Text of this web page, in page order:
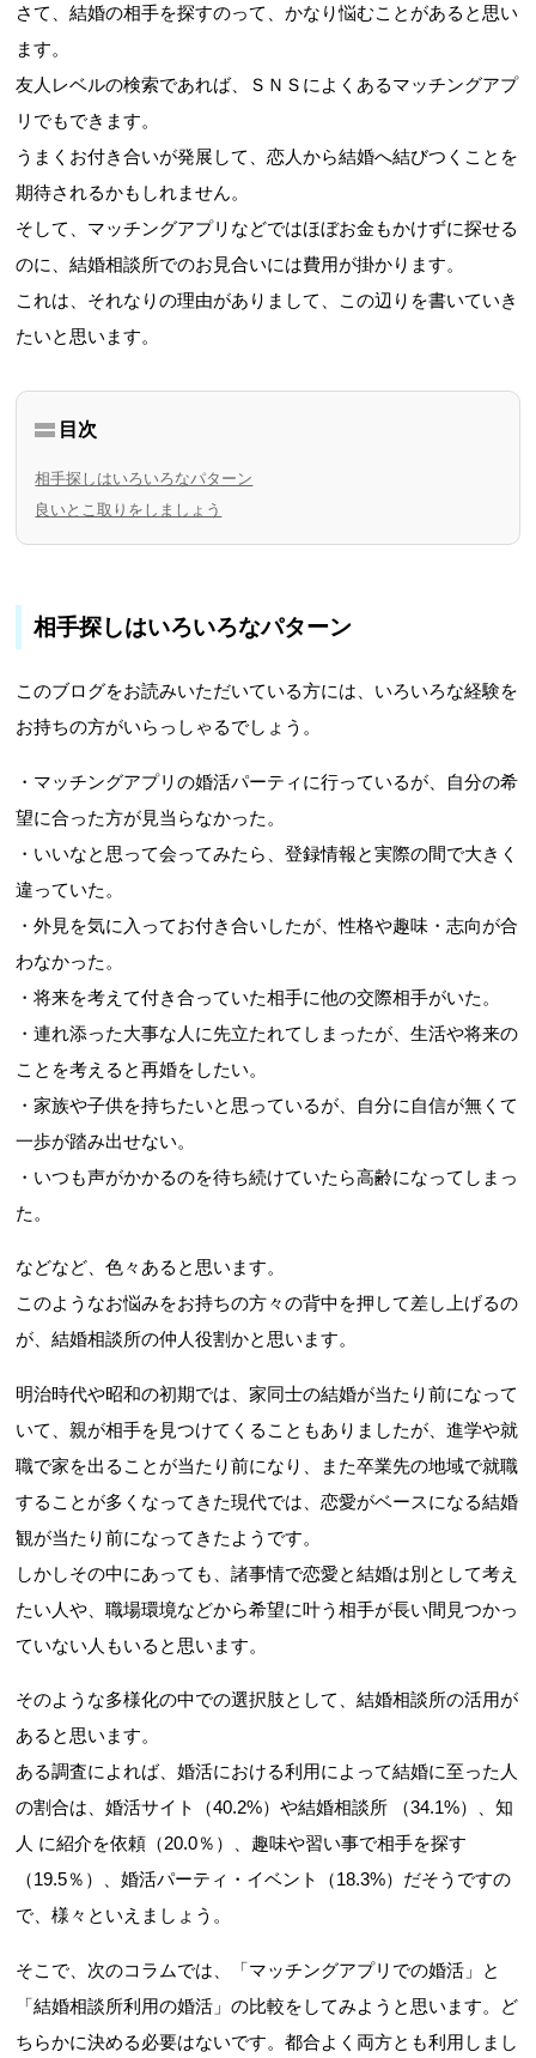
さて、結婚の相手を探すのって、かなり悩むことがあると思い
ます。
友人レベルの検索であれば、ＳＮＳによくあるマッチングアプ
リでもできます。
うまくお付き合いが発展して、恋人から結婚へ結びつくことを
期待されるかもしれません。
そして、マッチングアプリなどではほぼお金もかけずに探せる
のに、結婚相談所でのお見合いには費用が掛かります。
これは、それなりの理由がありまして、この辺りを書いていき
たいと思います。
目次
相手探しはいろいろなパターン
良いとこ取りをしましょう
相手探しはいろいろなパターン
このブログをお読みいただいている方には、いろいろな経験を
お持ちの方がいらっしゃるでしょう。
・マッチングアプリの婚活パーティに行っているが、自分の希
望に合った方が見当らなかった。
・いいなと思って会ってみたら、登録情報と実際の間で大きく
違っていた。
・外見を気に入ってお付き合いしたが、性格や趣味・志向が合
わなかった。
・将来を考えて付き合っていた相手に他の交際相手がいた。
・連れ添った大事な人に先立たれてしまったが、生活や将来の
ことを考えると再婚をしたい。
・家族や子供を持ちたいと思っているが、自分に自信が無くて
一歩が踏み出せない。
・いつも声がかかるのを待ち続けていたら高齢になってしまっ
た。
などなど、色々あると思います。
このようなお悩みをお持ちの方々の背中を押して差し上げるの
が、結婚相談所の仲人役割かと思います。
明治時代や昭和の初期では、家同士の結婚が当たり前になって
いて、親が相手を見つけてくることもありましたが、進学や就
職で家を出ることが当たり前になり、また卒業先の地域で就職
することが多くなってきた現代では、恋愛がベースになる結婚
観が当たり前になってきたようです。
しかしその中にあっても、諸事情で恋愛と結婚は別として考え
たい人や、職場環境などから希望に叶う相手が長い間見つかっ
ていない人もいると思います。
そのような多様化の中での選択肢として、結婚相談所の活用が
あると思います。
ある調査によれば、婚活における利用によって結婚に至った人
の割合は、婚活サイト（40.2%）や結婚相談所 （34.1%）、知
人 に紹介を依頼（20.0％）、趣味や習い事で相手を探す
（19.5％）、婚活パーティ・イベント（18.3%）だそうですの
で、様々といえましょう。
そこで、次のコラムでは、「マッチングアプリでの婚活」と
「結婚相談所利用の婚活」の比較をしてみようと思います。ど
ちらかに決める必要はないです。都合よく両方とも利用しまし